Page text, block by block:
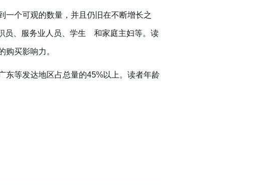
个可观的数量，并且仍旧在不断增长之
员、服务业人员、学生 和家庭主妇等。读
买影响力。
等发达地区占总量的45%以上。读者年龄